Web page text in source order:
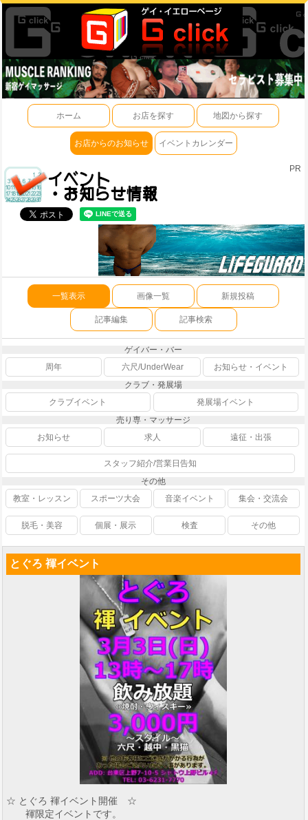
ホーム お店を探す 地図から探す
お店からのお知らせ イベントカレンダー
PR
一覧表示 画像一覧 新規投稿
記事編集 記事検索
ゲイバー・バー
周年
六尺/UnderWear
お知らせ・イベント
クラブ・発展場
クラブイベント
発展場イベント
売り専・マッサージ
お知らせ
求人 遠征・出張
スタッフ紹介/営業日告知
その他
教室・レッスン
スポーツ大会 音楽イベント 集会・交流会
脱毛・美容 個展・展示 検査 その他
とぐろ 褌イベント
☆ とぐろ 褌イベント開催 ☆
褌限定イベントです。